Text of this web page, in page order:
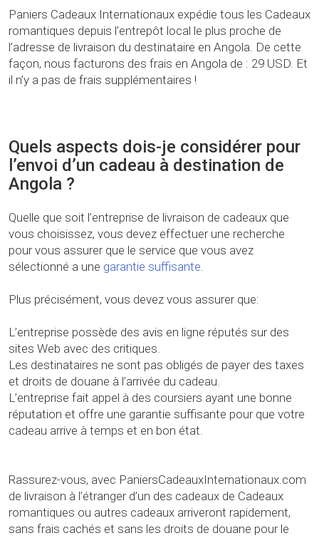
Paniers Cadeaux Internationaux expédie tous les Cadeaux
romantiques depuis l’entrepôt local le plus proche de
l’adresse de livraison du destinataire en Angola. De cette
façon, nous facturons des frais en Angola de : 29 USD. Et
il n’y a pas de frais supplémentaires !
Quels aspects dois-je considérer pour
l’envoi d’un cadeau à destination de
Angola ?
Quelle que soit l’entreprise de livraison de cadeaux que
vous choisissez, vous devez effectuer une recherche
pour vous assurer que le service que vous avez
sélectionné a une garantie suffisante.
Plus précisément, vous devez vous assurer que:
L’entreprise possède des avis en ligne réputés sur des
sites Web avec des critiques.
Les destinataires ne sont pas obligés de payer des taxes
et droits de douane à l’arrivée du cadeau.
L’entreprise fait appel à des coursiers ayant une bonne
réputation et offre une garantie suffisante pour que votre
cadeau arrive à temps et en bon état.
Rassurez-vous, avec PaniersCadeauxInternationaux.com
de livraison à l’étranger d’un des cadeaux de Cadeaux
romantiques ou autres cadeaux arriveront rapidement,
sans frais cachés et sans les droits de douane pour le